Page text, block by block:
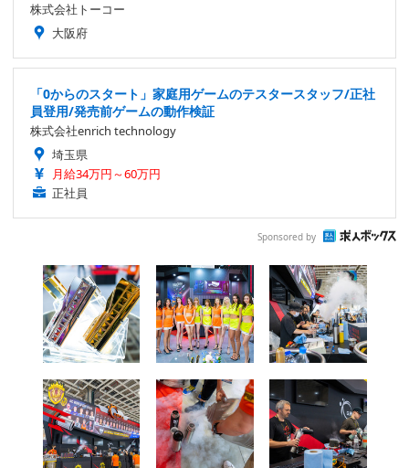
株式会社トーコー
大阪府
「0からのスタート」家庭用ゲームのテスタースタッフ/正社
員登用/発売前ゲームの動作検証
株式会社enrich technology
埼玉県
月給34万円～60万円
正社員
Sponsored by